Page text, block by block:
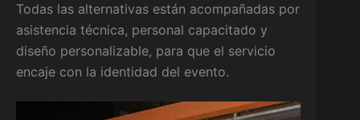
Todas las alternativas están acompañadas por
asistencia técnica, personal capacitado y
diseño personalizable, para que el servicio
encaje con la identidad del evento.